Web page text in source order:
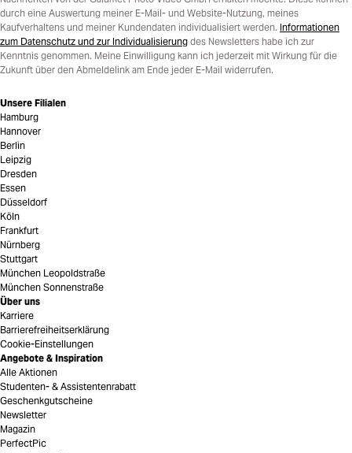
durch eine Auswertung meiner E-Mail- und Website-Nutzung, meines
Kaufverhaltens und meiner Kundendaten individualisiert werden. Informationen
zum Datenschutz und zur Individualisierung des Newsletters habe ich zur
Kenntnis genommen. Meine Einwilligung kann ich jederzeit mit Wirkung für die
Zukunft über den Abmeldelink am Ende jeder E-Mail widerrufen.
Unsere Filialen
Hamburg
Hannover
Berlin
Leipzig
Dresden
Essen
Düsseldorf
Köln
Frankfurt
Nürnberg
Stuttgart
München Leopoldstraße
München Sonnenstraße
Über uns
Karriere
Barrierefreiheitserklärung
Cookie-Einstellungen
Angebote & Inspiration
Alle Aktionen
Studenten- & Assistentenrabatt
Geschenkgutscheine
Newsletter
Magazin
PerfectPic